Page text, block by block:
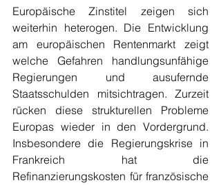
Europäische Zinstitel zeigen sich
weiterhin heterogen. Die Entwicklung
am europäischen Rentenmarkt zeigt
welche Gefahren handlungsunfähige
Regierungen und ausufernde
Staatsschulden mitsichtragen. Zurzeit
rücken diese strukturellen Probleme
Europas wieder in den Vordergrund.
Insbesondere die Regierungskrise in
Frankreich hat die
Refinanzierungskosten für französische